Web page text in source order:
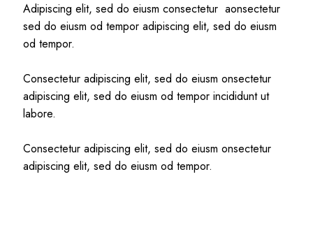
Adipiscing elit, sed do eiusm consectetur aonsectetur
sed do eiusm od tempor adipiscing elit, sed do eiusm
od tempor.
Consectetur adipiscing elit, sed do eiusm onsectetur
adipiscing elit, sed do eiusm od tempor incididunt ut
labore.
Consectetur adipiscing elit, sed do eiusm onsectetur
adipiscing elit, sed do eiusm od tempor.